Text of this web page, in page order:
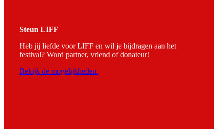
Steun LIFF
Heb jij liefde voor LIFF en wil je bijdragen aan het
festival? Word partner, vriend of donateur!
Bekijk de mogelijkheden.